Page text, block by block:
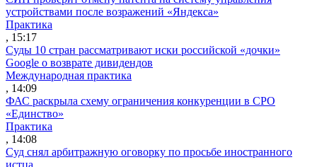
устройствами после возражений «Яндекса»
Практика
, 15:17
Суды 10 стран рассматривают иски российской «дочки»
Google о возврате дивидендов
Международная практика
, 14:09
ФАС раскрыла схему ограничения конкуренции в СРО
«Единство»
Практика
, 14:08
Суд снял арбитражную оговорку по просьбе иностранного
истца